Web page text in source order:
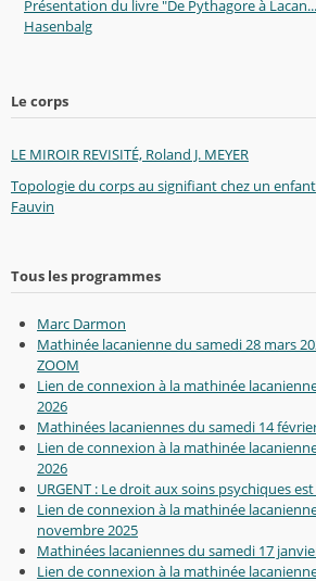
Présentation du livre "De Pythagore à
Hasenbalg
Le corps
LE MIROIR REVISITÉ, Roland J. MEYER
Topologie du corps au signifiant chez un
Fauvin
Tous les programmes
Marc Darmon
Mathinée lacanienne du samedi 28 mars
ZOOM
Lien de connexion à la mathinée
2026
Mathinées lacaniennes du samedi 14
Lien de connexion à la mathinée
2026
URGENT : Le droit aux soins psychiques
Lien de connexion à la mathinée
novembre 2025
Mathinées lacaniennes du samedi 17
Lien de connexion à la mathinée